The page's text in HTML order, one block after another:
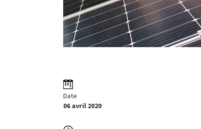
Date
06 avril 2020